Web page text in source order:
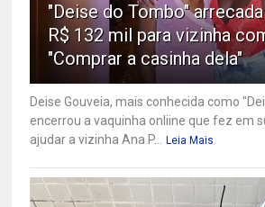
"Deise do Tombo"
R$ 132 mil para vizinha
"Comprar a casinha dela"
Deise Gouveia, mais conhecida como
encerrou a vaquinha onliine que fez em
ajudar a vizinha Ana P... Leia Mais